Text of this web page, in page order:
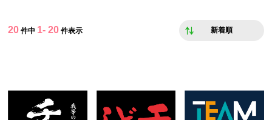
20 件中 1- 20 件表示 新着順